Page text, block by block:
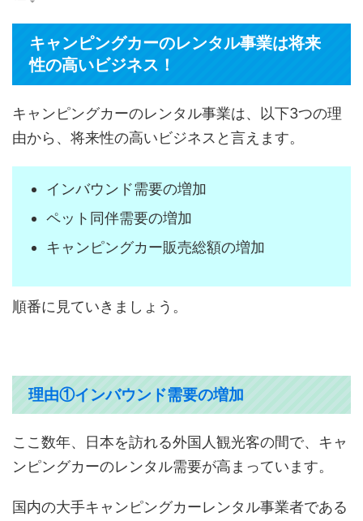
キャンピングカーのレンタル事業は将来
性の高いビジネス！
キャンピングカーのレンタル事業は、以下3つの理
由から、将来性の高いビジネスと言えます。
インバウンド需要の増加
ペット同伴需要の増加
キャンピングカー販売総額の増加
順番に見ていきましょう。
理由①インバウンド需要の増加
ここ数年、日本を訪れる外国人観光客の間で、キャ
ンピングカーのレンタル需要が高まっています。
国内の大手キャンピングカーレンタル事業者である